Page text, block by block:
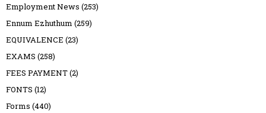
Employment News (253)
Ennum Ezhuthum (259)
EQUIVALENCE (23)
EXAMS (258)
FEES PAYMENT(2)
FONTS (12)
Forms (440)